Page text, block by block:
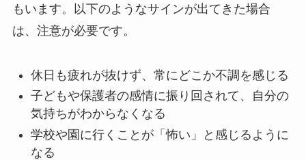
もいます。以下のようなサインが出てきた場合
は、注意が必要です。
休日も疲れが抜けず、常にどこか不調を感じる
子どもや保護者の感情に振り回されて、自分の
気持ちがわからなくなる
学校や園に行くことが「怖い」と感じるように
なる